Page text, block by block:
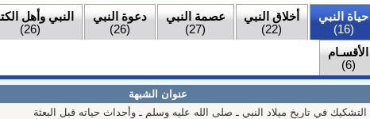
حياة النبي
(16)
أخلاق النبي
(22)
عصمة النبي
(27)
دعوة النبي
(26)
النبي وأهل
(26)
الأقسـام
(6)
عنوان الشبهة
التشكيك في تاريخ ميلاد النبي ـ صلى الله عليه وسلم ـ وأحداث حياته قبل البعثة